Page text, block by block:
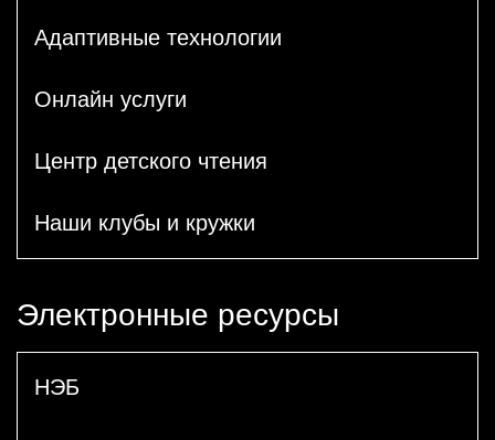
Адаптивные технологии
Онлайн услуги
Центр детского чтения
Наши клубы и кружки
Электронные ресурсы
НЭБ